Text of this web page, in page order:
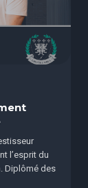
l’esprit du
Diplômé des